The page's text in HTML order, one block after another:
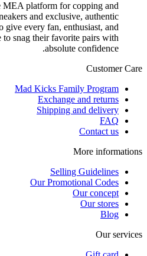
MEA platform for copping and
and exclusive, authentic
give every fan, enthusiast, and
to snag their favorite pairs with
absolute confidence.
Customer Care
Mad Kicks Family Program
Exchange and returns
Shipping and delivery
FAQ
Contact us
More informations
Selling Guidelines
Our Promotional Codes
Our concept
Our stores
Blog
Our services